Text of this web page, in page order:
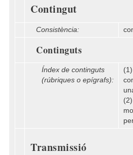
Contingut
Consistència:
Continguts
Índex de continguts
(rúbriques o epígrafs):
Transmissió